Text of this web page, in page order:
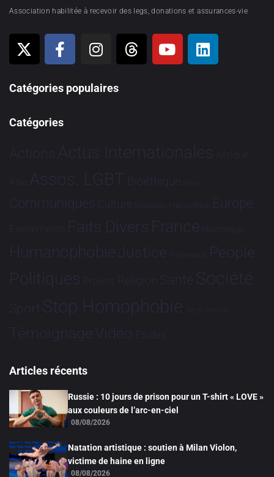
Association habilitée à recevoir des legs, donations et assurances-vie
Catégories populaires
Catégories
Actions Actus Internationales Afrique
Asie Assos. LGBT Bioéthique Brève
Communiqués Culture Dialogues France-Brésil Europe
Evénements Faits Divers France Hommage
HumanophobieJustice Partenariat People
Politiques Projets Religion Santé Société
Sport Stop Homophobie Tech Tribune
TémoignageVidéo Études
Articles récents
Russie : 10 jours de prison pour un T-shirt « LOVE »
aux couleurs de l’arc-en-ciel
08/08/2026
Natation artistique : soutien à Milan Violon,
victime de haine en ligne
08/08/2026